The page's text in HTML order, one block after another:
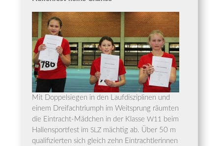
Mit Dop­pel­sie­gen in den Lauf­dis­zi­pli­nen und
einem Drei­fach­tri­umph im Weit­sprung räum­ten
die Ein­tracht-Mäd­chen in der Klas­se W11 beim
Hal­len­sport­fest im SLZmäch­tig ab. Über 50 m
qua­li­fi­zier­ten sich gleich zehn Ein­tracht­le­rin­nen